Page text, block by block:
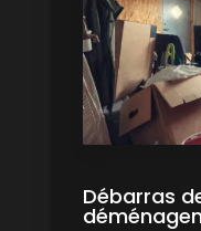
Débarras